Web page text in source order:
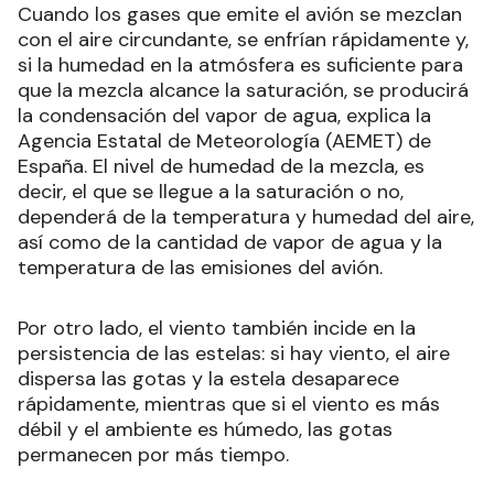
Cuando los gases que emite el avión se mezclan
con el aire circundante, se enfrían rápidamente y,
si la humedad en la atmósfera es suficiente para
que la mezcla alcance la saturación, se producirá
la condensación del vapor de agua, explica la
Agencia Estatal de Meteorología (AEMET) de
España. El nivel de humedad de la mezcla, es
decir, el que se llegue a la saturación o no,
dependerá de la temperatura y humedad del aire,
así como de la cantidad de vapor de agua y la
temperatura de las emisiones del avión.
Por otro lado, el viento también incide en la
persistencia de las estelas: si hay viento, el aire
dispersa las gotas y la estela desaparece
rápidamente, mientras que si el viento es más
débil y el ambiente es húmedo, las gotas
permanecen por más tiempo.